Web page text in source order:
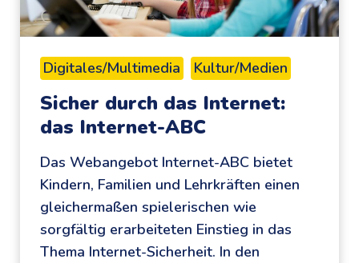
Digitales/Multimedia Kultur/Medien
Sicher durch das Internet:
das Internet-ABC
Das Webangebot Internet-ABC bietet
Kindern, Familien und Lehrkräften einen
gleichermaßen spielerischen wie
sorgfältig erarbeiteten Einstieg in das
Thema Internet-Sicherheit. In den